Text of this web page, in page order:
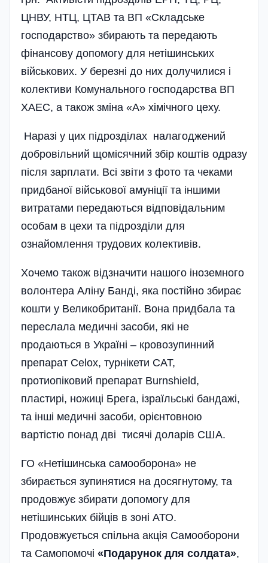
ЦНВУ, НТЦ, ЦТАВ та ВП «Складське
господарство» збирають та передають
фінансову допомогу для нетішинських
військових. У березні до них долучилися і
колективи Комунального господарства ВП
ХАЕС, а також зміна «А» хімічного цеху.
Наразі у цих підрозділах налагоджений
добровільний щомісячний збір коштів одразу
після зар­плати. Всі звіти з фото та чеками
придбаної військової амуніції та іншими
витратами передаються відповідальним
особам в цехи та підрозділи для
ознайомлення трудових колективів.
Хочемо також відзначити нашого іноземного
волонтера Аліну Банді, яка постійно збирає
кошти у Великобританії. Вона придбала та
переслала медичні засоби, які не
продаються в Україні – кровозупинний
препарат Celox, турніке­ти САТ,
протиопіковий препарат Burnshield,
пластирі, ножиці Брега, ізраїльські бандажі,
та інші медичні засоби, орієнтовною
вартістю понад дві тисячі доларів США.
ГО «Нетішинська самооборона» не
збирається зупинятися на досягнутому, та
продовжує збирати допомогу для
нетішинських бійців в зоні АТО.
Продовжується спільна акція Самооборони
та Самопомочі «Подарунок для солдата»,